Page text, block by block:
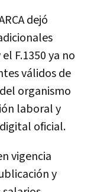
dejó
F.1350 ya no
válidos de
organismo
laboral y
oficial.
vigencia
y